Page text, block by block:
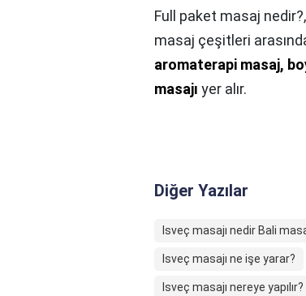
Full paket masaj nedir?,
masaj çeşitleri
aromaterapi masaj,
masajı yer alır.
Diğer Yazılar
Isveç masajı nedir Bali
Isveç masajı ne işe yarar?
Isveç masajı nereye yapılır?